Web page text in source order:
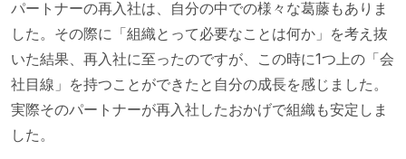
パートナーの再入社は、自分の中での様々な葛藤もありま
した。その際に「組織とって必要なことは何か」を考え抜
いた結果、再入社に至ったのですが、この時に1つ上の「会
社目線」を持つことができたと自分の成長を感じました。
実際そのパートナーが再入社したおかげで組織も安定しま
した。